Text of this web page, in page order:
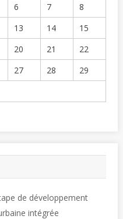
6 7
8
13 14
15
20 21
22
27 28
29
de développement
intégrée